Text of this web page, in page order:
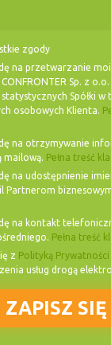
zgody
na przetwarzanie
Sp. z
Spółki w
osobowych Klienta.
na otrzymywanie
mailową. Pełna treść
na udostępnienie
Partnerom biznesowym
na kontakt
Pełna treść
z Polityką Prywatności
usług drogą